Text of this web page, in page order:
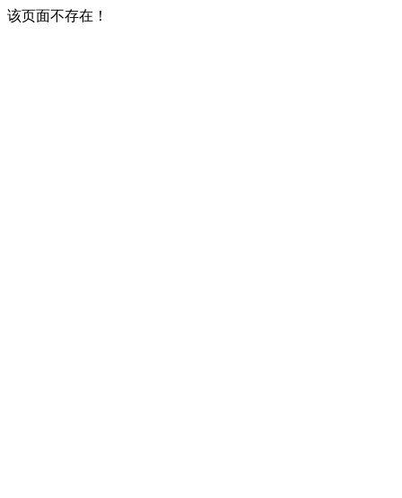
该页面不存在！